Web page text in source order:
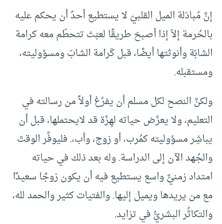
إنَّ مُبادَلة الميل القلبيّ لا يستطيع أحدٌ أن يحكم عليه
بالحُرمة إلاّ إذا أصبحَ طريقًا لعبَث تتحطّم معه كرامة
الشابّة وأنوثتها أيضًا، قبل كَرامة الشابّ ومسؤوليته،
ومستقبله.
ولكنَّ النصح لكل مسلم أن يفرُغ أولاً من رسالته في
التعليم، ولا يعرِّض حياته لهِزّة قد لايحتملها، قبل أن
يباشِر مسؤوليته كمُرب، أو زوج، وأب،. فليوفِّر الوقتَ
والجُهد الآن إلى الدراسة. وله بعد ذلك في حياته
امتداد زمنيٌّ واسع يستطيع فيه أن يكون زوجًا سعيدًا
مع من يريدها ويميل إليها. والفتيات كثير والحمد لله،
والتكاثُر البشريُّ في تزايد.